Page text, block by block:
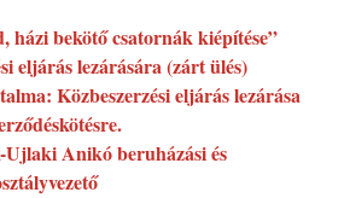
házi bekötő csatornák kiépítése”
eljárás lezárására (zárt ülés)
Közbeszerzési eljárás lezárása
Anikó beruházási és